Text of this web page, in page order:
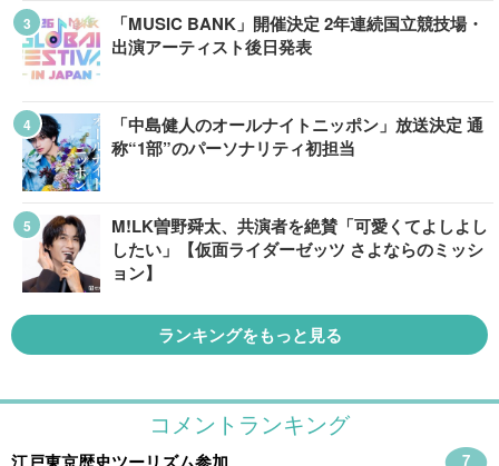
「MUSIC BANK」開催決定 2年連続国立競技場・
出演アーティスト後日発表
「中島健人のオールナイトニッポン」放送決定 通
称“1部”のパーソナリティ初担当
M!LK曽野舜太、共演者を絶賛「可愛くてよしよし
したい」【仮面ライダーゼッツ さよならのミッシ
ョン】
ランキングをもっと見る